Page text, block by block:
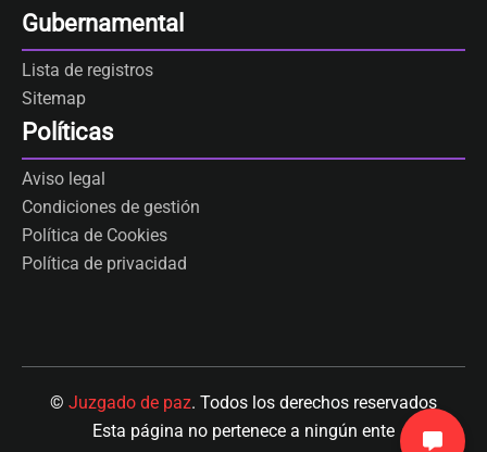
Gubernamental
Lista de registros
Sitemap
Políticas
Aviso legal
Condiciones de gestión
Política de Cookies
Política de privacidad
© Juzgado de paz. Todos los derechos reservados
Esta página no pertenece a ningún ente